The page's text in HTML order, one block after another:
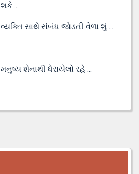
શકે ...
વ્યક્તિ સાથે સંબંધ જોડતી વેળા શું ...
મનુષ્ય શેનાથી ધેરાયેલો રહે ...